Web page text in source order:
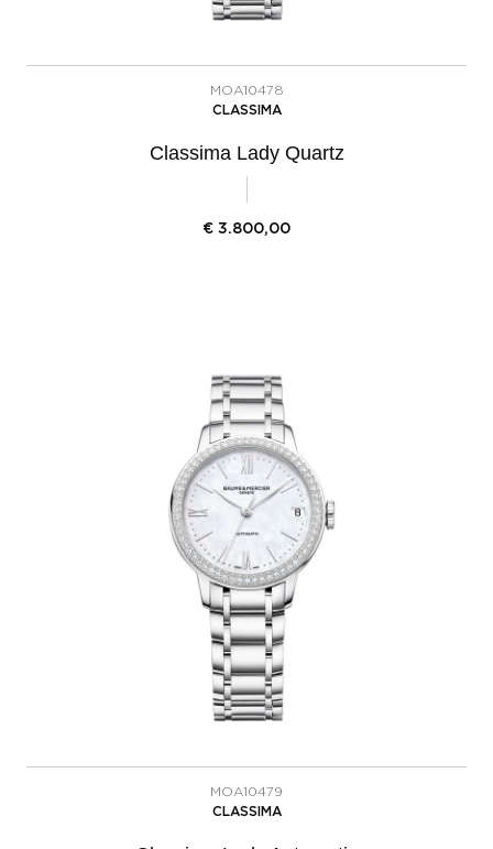
MOA10478
CLASSIMA
Classima Lady Quartz
€ 3.800,00
MOA10479
CLASSIMA